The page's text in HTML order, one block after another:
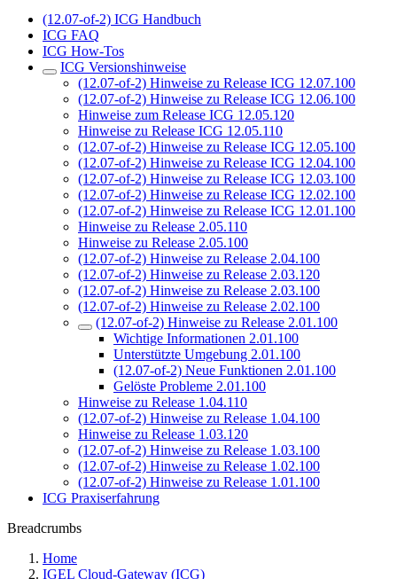
(12.07-of-2) ICG Handbuch
ICG FAQ
ICG How-Tos
ICG Versionshinweise
(12.07-of-2) Hinweise zu Release ICG 12.07.100
(12.07-of-2) Hinweise zu Release ICG 12.06.100
Hinweise zum Release ICG 12.05.120
Hinweise zu Release ICG 12.05.110
(12.07-of-2) Hinweise zu Release ICG 12.05.100
(12.07-of-2) Hinweise zu Release ICG 12.04.100
(12.07-of-2) Hinweise zu Release ICG 12.03.100
(12.07-of-2) Hinweise zu Release ICG 12.02.100
(12.07-of-2) Hinweise zu Release ICG 12.01.100
Hinweise zu Release 2.05.110
Hinweise zu Release 2.05.100
(12.07-of-2) Hinweise zu Release 2.04.100
(12.07-of-2) Hinweise zu Release 2.03.120
(12.07-of-2) Hinweise zu Release 2.03.100
(12.07-of-2) Hinweise zu Release 2.02.100
(12.07-of-2) Hinweise zu Release 2.01.100
Wichtige Informationen 2.01.100
Unterstützte Umgebung 2.01.100
(12.07-of-2) Neue Funktionen 2.01.100
Gelöste Probleme 2.01.100
Hinweise zu Release 1.04.110
(12.07-of-2) Hinweise zu Release 1.04.100
Hinweise zu Release 1.03.120
(12.07-of-2) Hinweise zu Release 1.03.100
(12.07-of-2) Hinweise zu Release 1.02.100
(12.07-of-2) Hinweise zu Release 1.01.100
ICG Praxiserfahrung
Breadcrumbs
Home
IGEL Cloud-Gateway (ICG)